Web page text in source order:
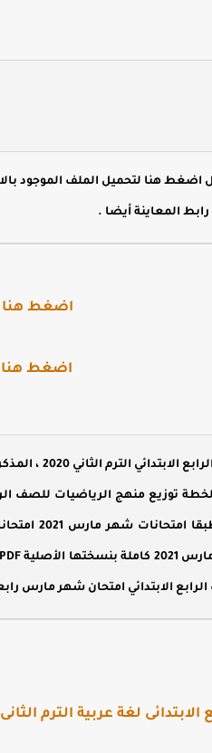
هنا لتحميل الملف الموجود
المعاينة أيضا .
اضغط هنا
اضغط هنا
مذكرة
بعض
امتحان شهر مارس رابعة ابتدائي
لغة عربية الترم الثانى 2021 (حصريا)